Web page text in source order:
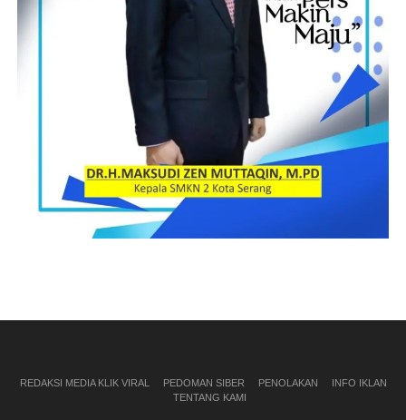
akan teratasi semua dan saya harapkan semua masyarakat ikut
berpartisipasi,” Tandasnya
10
REDAKSI MEDIA KLIK VIRAL PEDOMAN SIBER PENOLAKAN
INFO IKLAN
TENTANG KAMI